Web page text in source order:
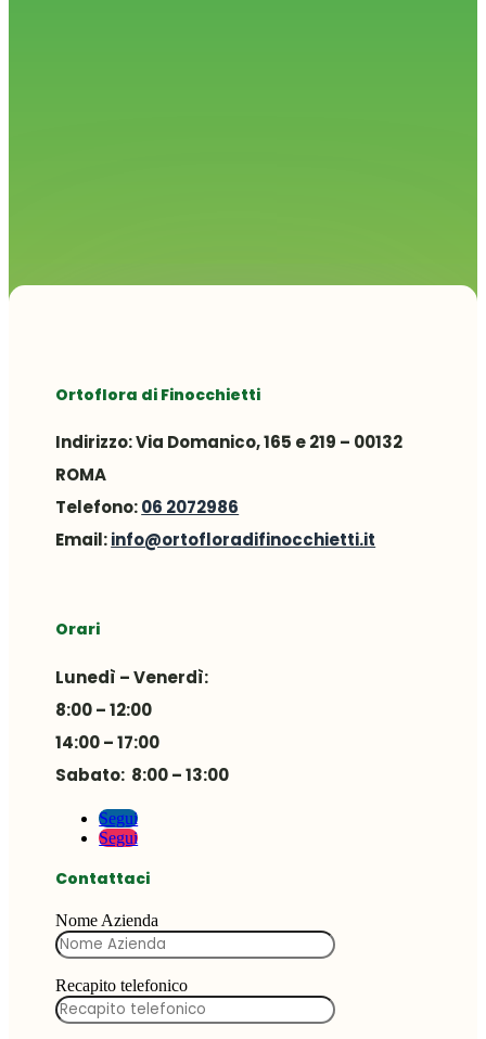
Ortoflora di Finocchietti
Indirizzo:Via Domanico, 165 e 219 – 00132
ROMA
Telefono:06 2072986
Email:info@ortofloradifinocchietti.it
Orari
Lunedì – Venerdì:
8:00 – 12:00
14:00 – 17:00
Sabato: 8:00 – 13:00
Segui
Segui
Contattaci
Nome Azienda
Recapito telefonico